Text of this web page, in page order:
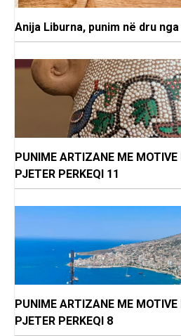
Anija Liburna, punim në dru
PUNIME ARTIZANE ME
PJETER PERKEQI 11
PUNIME ARTIZANE ME
PJETER PERKEQI 8